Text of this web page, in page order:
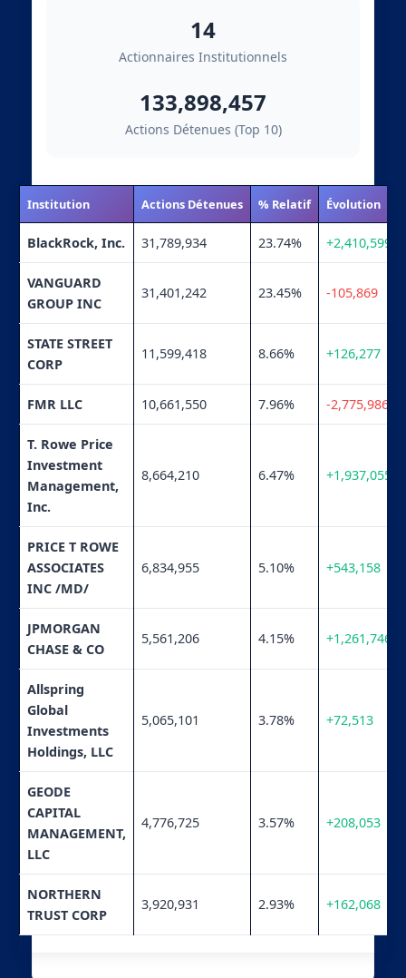
14
Actionnaires Institutionnels
133,898,457
Actions Détenues (Top 10)
Institution Actions Détenues % Relatif Évolution
BlackRock, Inc. 31,789,934 23.74% +2,410,599
VANGUARD
GROUP INC
31,401,242 23.45% -105,869
STATE STREET
CORP
11,599,418 8.66% +126,277
FMR LLC 10,661,550 7.96% -2,775,986
T. Rowe Price
Investment
Management,
Inc.
8,664,210 6.47% +1,937,055
PRICE T ROWE
ASSOCIATES
INC /MD/
6,834,955 5.10% +543,158
JPMORGAN
CHASE & CO
5,561,206 4.15% +1,261,746
Allspring
Global
Investments
Holdings, LLC
5,065,101 3.78% +72,513
GEODE
CAPITAL
MANAGEMENT,
LLC
4,776,725 3.57% +208,053
NORTHERN
TRUST CORP
3,920,931 2.93% +162,068